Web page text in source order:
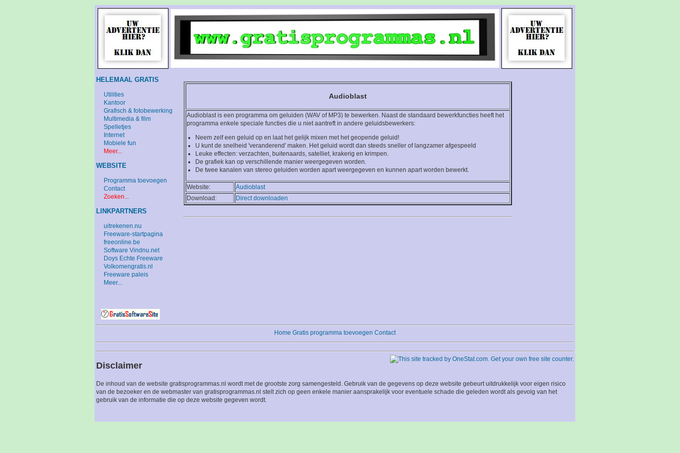
Audioblast
Audioblast is een programma om geluiden (WAV of MP3) te bewerken. Naast de standaard bewerkfuncties heeft het
programma enkele speciale functies die u niet aantreft in andere geluidsbewerkers:
Neem zelf een geluid op en laat het gelijk mixen met het geopende geluid!
U kunt de snelheid 'veranderend' maken. Het geluid wordt dan steeds sneller of langzamer afgespeeld
Leuke effecten: verzachten, buitenaards, satelliet, krakerig en krimpen.
De grafiek kan op verschillende manier weergegeven worden.
De twee kanalen van stereo geluiden worden apart weergegeven en kunnen apart worden bewerkt.
Website:
Audioblast
Download:
Direct downloaden
HELEMAAL GRATIS
Utilities
Kantoor
Grafisch & fotobewerking
Multimedia & film
Spelletjes
Internet
Mobiele fun
Meer...
WEBSITE
Programma toevoegen
Contact
Zoeken...
LINKPARTNERS
uitrekenen.nu
Freeware-startpagina
freeonline.be
Software Vindnu.net
Doys Echte Freeware
Volkomengratis.nl
Freeware paleis
Meer...
Home Gratis programma toevoegen Contact
Disclaimer
De inhoud van de website gratisprogrammas.nl wordt met de grootste zorg samengesteld. Gebruik van de gegevens op deze website gebeurt uitdrukkelijk voor eigen risico
van de bezoeker en de webmaster van gratisprogrammas.nl stelt zich op geen enkele manier aansprakelijk voor eventuele schade die geleden wordt als gevolg van het
gebruik van de informatie die op deze website gegeven wordt.